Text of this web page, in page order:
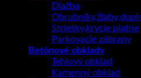
Dlažba
Striešky,krycie platne
Parkovacie zábrany
Betónové obklady
Tehlový obklad
Kamenný obklad